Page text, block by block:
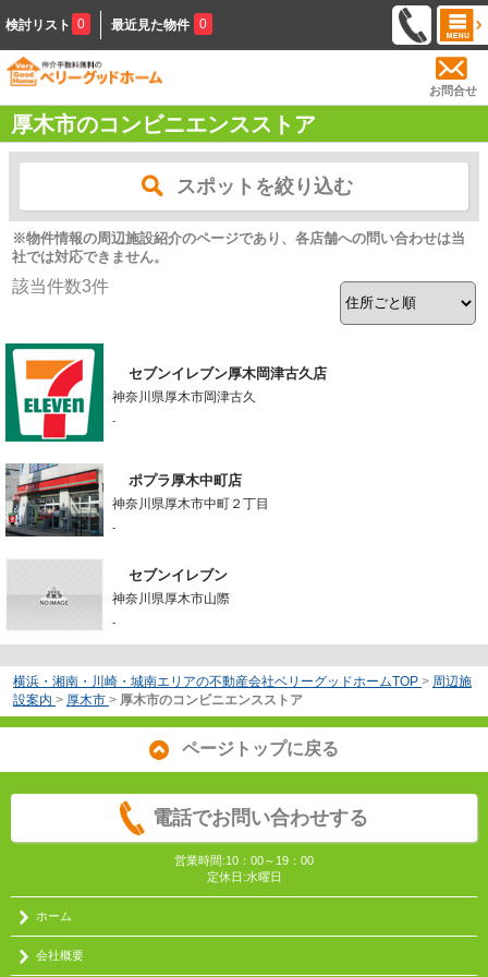
検討リスト 0 最近見た物件 0
お問合せ
厚木市のコンビニエンスストア
スポットを絞り込む
※物件情報の周辺施設紹介のページであり、各店舗への問い合わせは当
社では対応できません。
該当件数3件
セブンイレブン厚木岡津古久店
神奈川県厚木市岡津古久
-
ポプラ厚木中町店
神奈川県厚木市中町２丁目
-
セブンイレブン
神奈川県厚木市山際
-
横浜・湘南・川崎・城南エリアの不動産会社ベリーグッドホームTOP > 周辺施
設案内 > 厚木市 > 厚木市のコンビニエンスストア
ページトップに戻る
電話でお問い合わせする
営業時間:10：00～19：00
定休日:水曜日
ホーム
会社概要